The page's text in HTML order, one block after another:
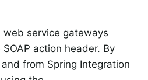
web service gateways
action header. By
from Spring Integration